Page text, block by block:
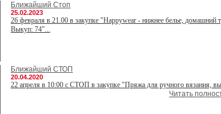
Ближайший Стоп
25.02.2023
26 февраля в 21.00 в закупке "Happywear - нижнее белье, домашний
Выкуп: 74"...
Ближайший СТОП
20.04.2020
22 апреля в 10:00 с СТОП в закупке "Пряжа для ручного вязания,
Читать